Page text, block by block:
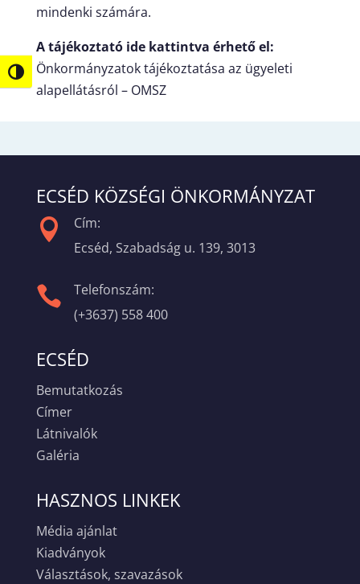
Nagy kontraszt váltása
mindenki számára.
A tájékoztató ide kattintva érhető el:
Önkormányzatok tájékoztatása az ügyeleti
alapellátásról – OMSZ
ECSÉD KÖZSÉGI ÖNKORMÁNYZAT

Cím:
Ecséd, Szabadság u. 139, 3013

Telefonszám:
(+3637) 558 400
ECSÉD
Bemutatkozás
Címer
Látnivalók
Galéria
HASZNOS LINKEK
Média ajánlat
Kiadványok
Választások, szavazások